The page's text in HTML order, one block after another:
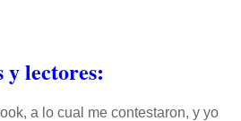
y lectores:
a lo cual me contestaron, y yo